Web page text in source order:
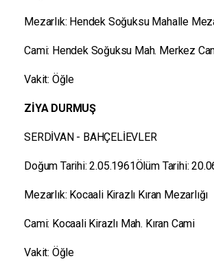
Mezarlık: Hendek Soğuksu Mahalle
Cami: Hendek Soğuksu Mah. Merkez
Vakit: Öğle
ZİYA DURMUŞ
SERDİVAN - BAHÇELİEVLER
Doğum Tarihi: 2.05.1961Ölüm Tarihi:
Mezarlık: Kocaali Kirazlı Kıran Mezarlığı
Cami: Kocaali Kirazlı Mah. Kıran Cami
Vakit: Öğle